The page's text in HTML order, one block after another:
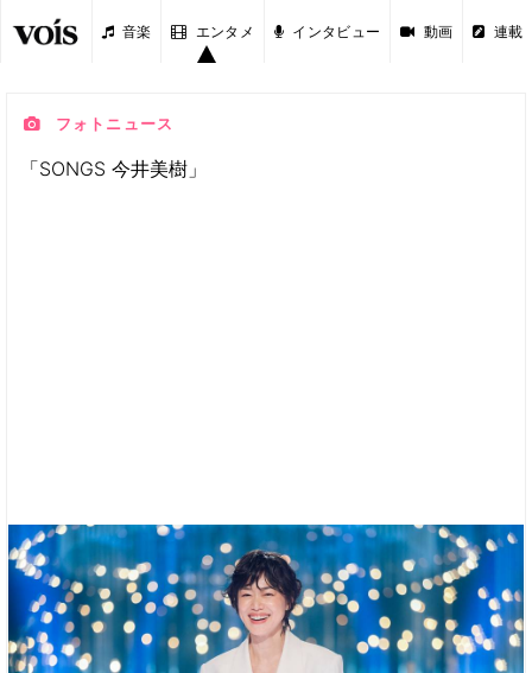
音楽 エンタメ インタビュー 動画 連載
フォトニュース
「SONGS 今井美樹」